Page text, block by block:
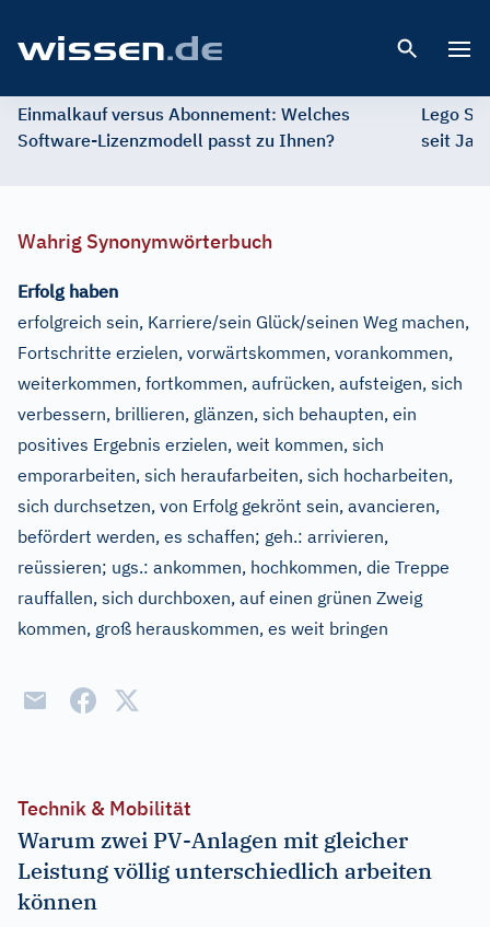
Einmalkauf versus Abonnement: Welches
Software-Lizenzmodell passt zu Ihnen?
Lego
seit
Wahrig Synonymwörterbuch
Erfolg haben
erfolgreich sein, Karriere/sein Glück/seinen Weg machen,
Fortschritte erzielen, vorwärtskommen, vorankommen,
weiterkommen, fortkommen, aufrücken, aufsteigen, sich
verbessern, brillieren, glänzen, sich behaupten, ein
positives Ergebnis erzielen, weit kommen, sich
emporarbeiten, sich heraufarbeiten, sich hocharbeiten,
sich durchsetzen, von Erfolg gekrönt sein, avancieren,
befördert werden, es schaffen; geh.: arrivieren,
reüssieren; ugs.: ankommen, hochkommen, die Treppe
rauffallen, sich durchboxen, auf einen grünen Zweig
kommen, groß herauskommen, es weit bringen
Technik & Mobilität
Warum zwei PV-Anlagen mit gleicher
Leistung völlig unterschiedlich arbeiten
können